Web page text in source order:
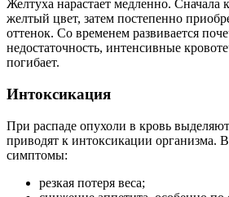
Желтуха нарастает медленно. Сначала
желтый цвет, затем постепенно
оттенок. Со временем развивается
недостаточность, интенсивные
погибает.
Интоксикация
При распаде опухоли в кровь
приводят к интоксикации организма.
симптомы:
резкая потеря веса;